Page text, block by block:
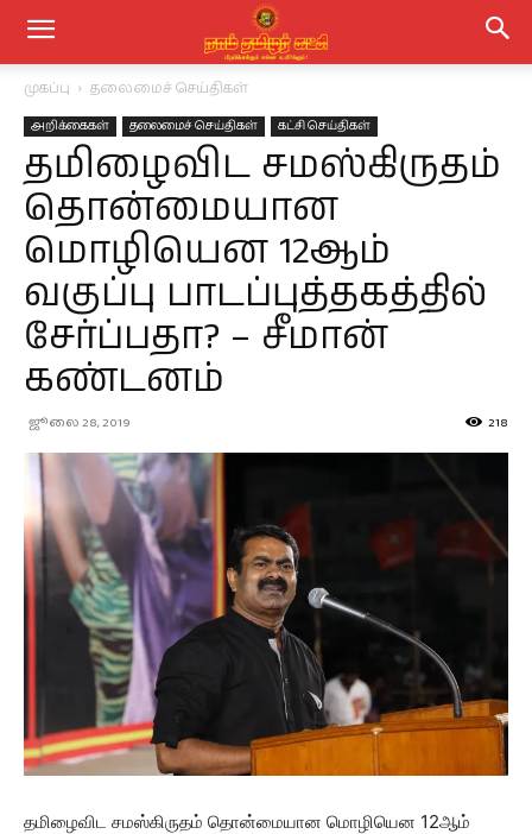
முகப்பு தலைமைச் செய்திகள்
அறிக்கைகள் தலைமைச் செய்திகள் கட்சி செய்திகள்
தமிழைவிட சமஸ்கிருதம்
தொன்மையான
மொழியென 12ஆம்
வகுப்பு பாடப்புத்தகத்தில்
சேர்ப்பதா? – சீமான்
கண்டனம்
ஜூலை 28, 2019 218
தமிழைவிட சமஸ்கிருதம் தொன்மையான மொழியென 12ஆம்